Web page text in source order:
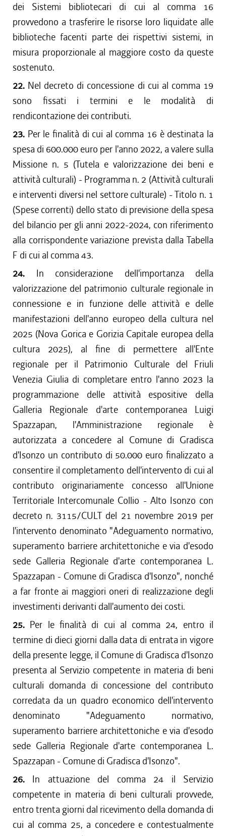
dei Sistemi bibliotecari di cui al comma 16
provvedono a trasferire le risorse loro liquidate alle
biblioteche facenti parte dei rispettivi sistemi, in
misura proporzionale al maggiore costo da queste
sostenuto.
22. Nel decreto di concessione di cui al comma 19
sono fissati i termini e le modalità di
rendicontazione dei contributi.
23. Per le finalità di cui al comma 16 è destinata la
spesa di 600.000 euro per l'anno 2022, a valere sulla
Missione n. 5 (Tutela e valorizzazione dei beni e
attività culturali) - Programma n. 2 (Attività culturali
e interventi diversi nel settore culturale) - Titolo n. 1
(Spese correnti) dello stato di previsione della spesa
del bilancio per gli anni 2022-2024, con riferimento
alla corrispondente variazione prevista dalla Tabella
F di cui al comma 43.
24. In considerazione dell'importanza della
valorizzazione del patrimonio culturale regionale in
connessione e in funzione delle attività e delle
manifestazioni dell'anno europeo della cultura nel
2025 (Nova Gorica e Gorizia Capitale europea della
cultura 2025), al fine di permettere all'Ente
regionale per il Patrimonio Culturale del Friuli
Venezia Giulia di completare entro l'anno 2023 la
programmazione delle attività espositive della
Galleria Regionale d'arte contemporanea Luigi
Spazzapan, l'Amministrazione regionale è
autorizzata a concedere al Comune di Gradisca
d'Isonzo un contributo di 50.000 euro finalizzato a
consentire il completamento dell'intervento di cui al
contributo originariamente concesso all'Unione
Territoriale Intercomunale Collio - Alto Isonzo con
decreto n. 3115/CULT del 21 novembre 2019 per
l'intervento denominato "Adeguamento normativo,
superamento barriere architettoniche e via d'esodo
sede Galleria Regionale d'arte contemporanea L.
Spazzapan - Comune di Gradisca d'Isonzo", nonché
a far fronte ai maggiori oneri di realizzazione degli
investimenti derivanti dall'aumento dei costi.
25. Per le finalità di cui al comma 24, entro il
termine di dieci giorni dalla data di entrata in vigore
della presente legge, il Comune di Gradisca d'Isonzo
presenta al Servizio competente in materia di beni
culturali domanda di concessione del contributo
corredata da un quadro economico dell'intervento
denominato "Adeguamento normativo,
superamento barriere architettoniche e via d'esodo
sede Galleria Regionale d'arte contemporanea L.
Spazzapan - Comune di Gradisca d'Isonzo".
26. In attuazione del comma 24 il Servizio
competente in materia di beni culturali provvede,
entro trenta giorni dal ricevimento della domanda di
cui al comma 25, a concedere e contestualmente